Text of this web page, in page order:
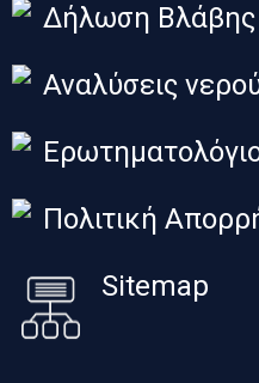
Δήλωση Βλάβης
Αναλύσεις
Πολιτική
Sitemap